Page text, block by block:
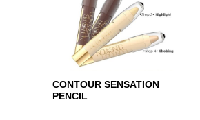
CONTOUR SENSATION
PENCIL